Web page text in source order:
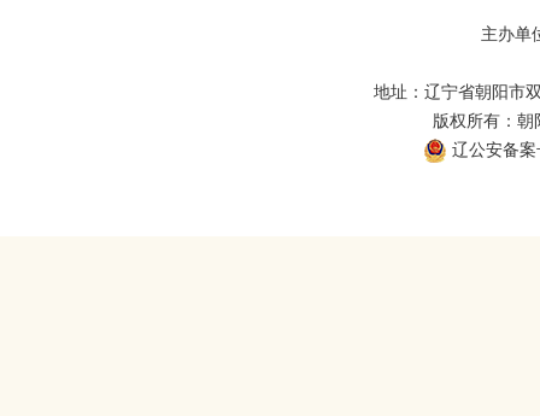
主办单
地址：辽宁省朝阳市
版权所有：
辽公安备